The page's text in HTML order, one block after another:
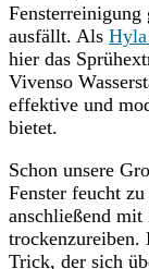
Fensterreinigung
ausfällt. Als
hier das
Vivenso
effektive und
bietet.
Schon unsere
Fenster feucht
anschließend mit
trockenzureiben.
Trick, der sich